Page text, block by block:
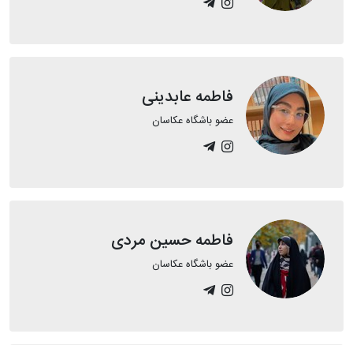
فاطمه عابدینی
عضو باشگاه عکاسان
فاطمه حسین مردی
عضو باشگاه عکاسان